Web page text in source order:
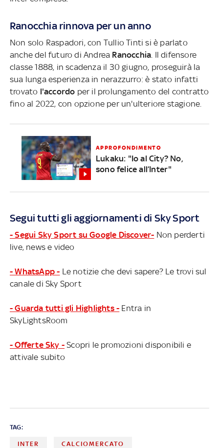
Ranocchia rinnova per un anno
Non solo Raspadori, con Tullio Tinti si è parlato
anche del futuro di Andrea Ranocchia . Il difensore
classe 1888, in scadenza il 30 giugno, proseguirà la
sua lunga esperienza in nerazzurro: è stato infatti
trovato l'accordo per il prolungamento del contratto
fino al 2022, con opzione per un'ulteriore stagione.
APPROFONDIMENTO
Lukaku: "Io al City? No,
sono felice all’Inter"
Segui tutti gli aggiornamenti di Sky Sport
- Segui Sky Sport su Google Discover- Non perderti
live, news e video
- WhatsApp - Le notizie che devi sapere? Le trovi sul
canale di Sky Sport
- Guarda tutti gli Highlights - Entra in
SkyLightsRoom
- Offerte Sky - Scopri le promozioni disponibili e
attivale subito
TAG:
INTER CALCIOMERCATO